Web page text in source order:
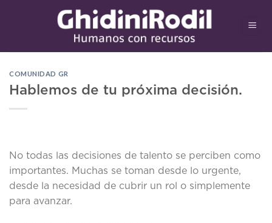
COMUNIDAD GR
Hablemos de tu próxima decisión.
No todas las decisiones de talento se perciben como
importantes. Muchas se toman desde lo urgente,
desde la necesidad de cubrir un rol o simplemente
para avanzar.